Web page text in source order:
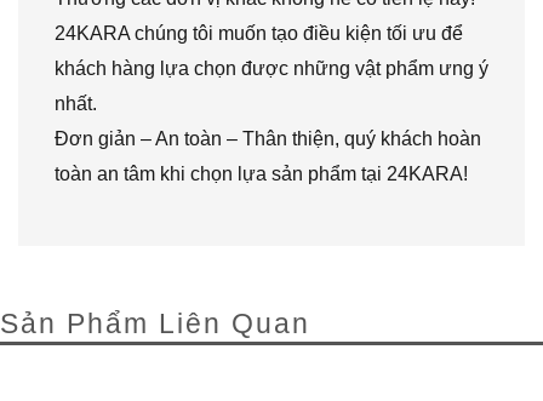
24KARA chúng tôi muốn tạo điều kiện tối ưu để
khách hàng lựa chọn được những vật phẩm ưng ý
nhất.
Đơn giản – An toàn – Thân thiện, quý khách hoàn
toàn an tâm khi chọn lựa sản phẩm tại 24KARA!
Sản Phẩm Liên Quan